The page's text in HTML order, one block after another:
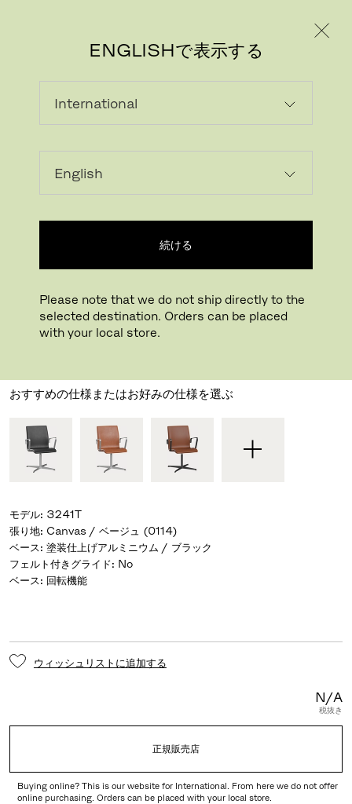
ENGLISHで表示する
続ける
Please note that we do not ship directly to the
selected destination. Orders can be placed
with your local store.
オックスフォード
おすすめの仕様またはお好みの仕様を選ぶ
モデル: 3241T
張り地: Canvas / ベージュ (0114)
ベース: 塗装仕上げアルミニウム / ブラック
フェルト付きグライド: No
ベース: 回転機能
ウィッシュリストに追加する
N/A
税抜き
正規販売店
Buying online? This is our website for International. From here we do not offer
online purchasing. Orders can be placed with your local store.